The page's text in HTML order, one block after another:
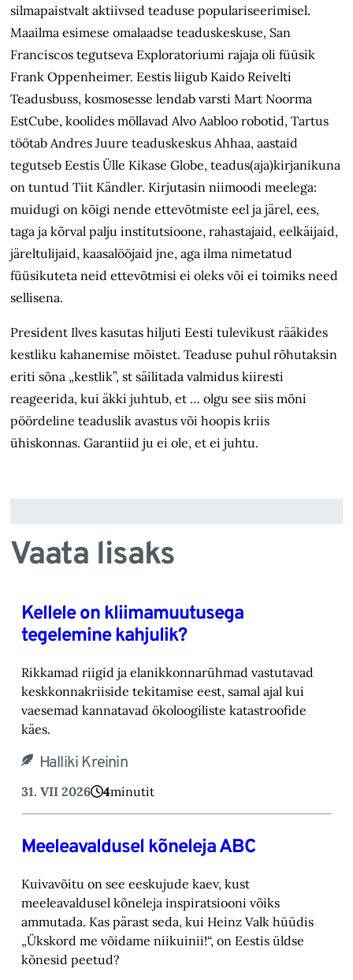
silmapaistvalt aktiivsed teaduse populariseerimisel.
Maailma esimese omalaadse teaduskeskuse, San
Franciscos tegutseva Exploratoriumi rajaja oli füüsik
Frank Oppenheimer. Eestis liigub Kaido Reivelti
Teadusbuss, kosmosesse lendab varsti Mart Noorma
EstCube, koolides möllavad Alvo Aabloo robotid, Tartus
töötab Andres Juure teaduskeskus Ahhaa, aastaid
tegutseb Eestis Ülle Kikase Globe, teadus(aja)kirjanikuna
on tuntud Tiit Kändler. Kirjutasin niimoodi meelega:
muidugi on kõigi nende ettevõtmiste eel ja järel, ees,
taga ja kõrval palju institutsioone, rahastajaid, eelkäijaid,
järeltulijaid, kaasalööjaid jne, aga ilma nimetatud
füüsikuteta neid ettevõtmisi ei oleks või ei toimiks need
sellisena.
President Ilves kasutas hiljuti Eesti tulevikust rääkides
kestliku kahanemise mõistet. Teaduse puhul rõhutaksin
eriti sõna „kestlik”, st säilitada valmidus kiiresti
reageerida, kui äkki juhtub, et … olgu see siis mõni
pöördeline teaduslik avastus või hoopis kriis
ühiskonnas. Garantiid ju ei ole, et ei juhtu.
Vaata lisaks
Kellele on kliimamuutusega
tegelemine kahjulik?
Rikkamad riigid ja elanikkonnarühmad vastutavad
keskkonnakriiside tekitamise eest, samal ajal kui
vaesemad kannatavad ökoloogiliste katastroofide
käes.
Halliki Kreinin
31. VII 2026 4minutit
Meeleavaldusel kõneleja ABC
Kuivavõitu on see eeskujude kaev, kust
meeleavaldusel kõneleja inspiratsiooni võiks
ammutada. Kas pärast seda, kui Heinz Valk hüüdis
„Ükskord me võidame niikuinii!“, on Eestis üldse
kõnesid peetud?